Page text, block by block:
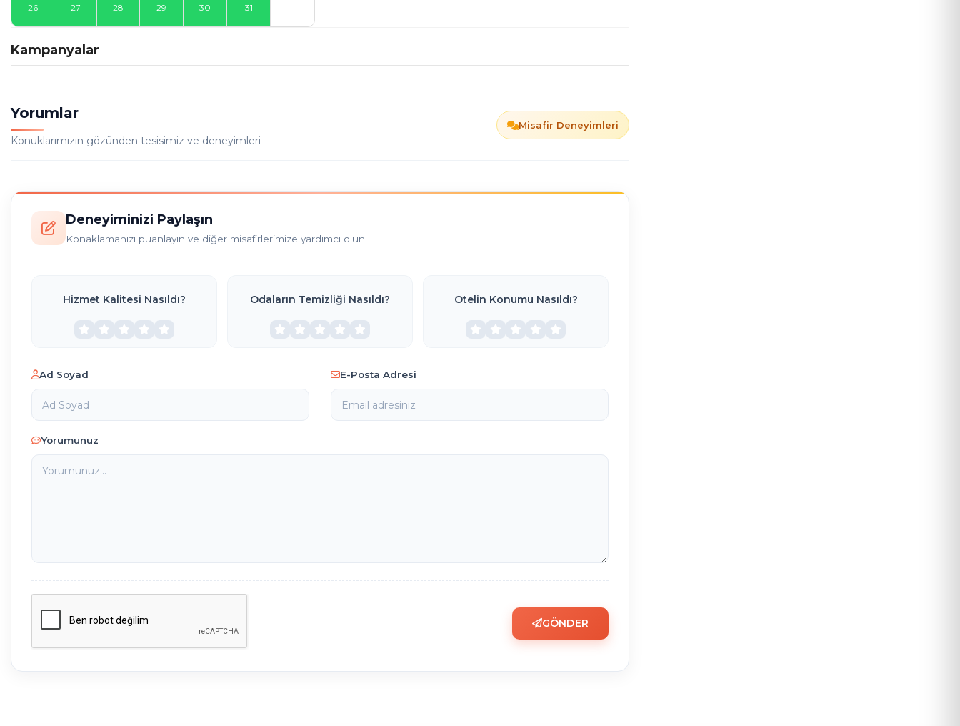
26 27 28 29 30 31
Kampanyalar
Yorumlar
Konuklarımızın gözünden tesisimiz ve deneyimleri
Misafir Deneyimleri
Deneyiminizi Paylaşın
Konaklamanızı puanlayın ve diğer misafirlerimize yardımcı olun
Hizmet Kalitesi Nasıldı? Odaların Temizliği Nasıldı? Otelin Konumu Nasıldı?
Ad Soyad E-Posta Adresi
Yorumunuz
GÖNDER